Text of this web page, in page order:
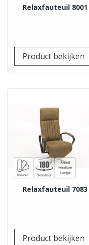
Relaxfauteuil 8001
Product bekijken
Relaxfauteuil 7083
Product bekijken